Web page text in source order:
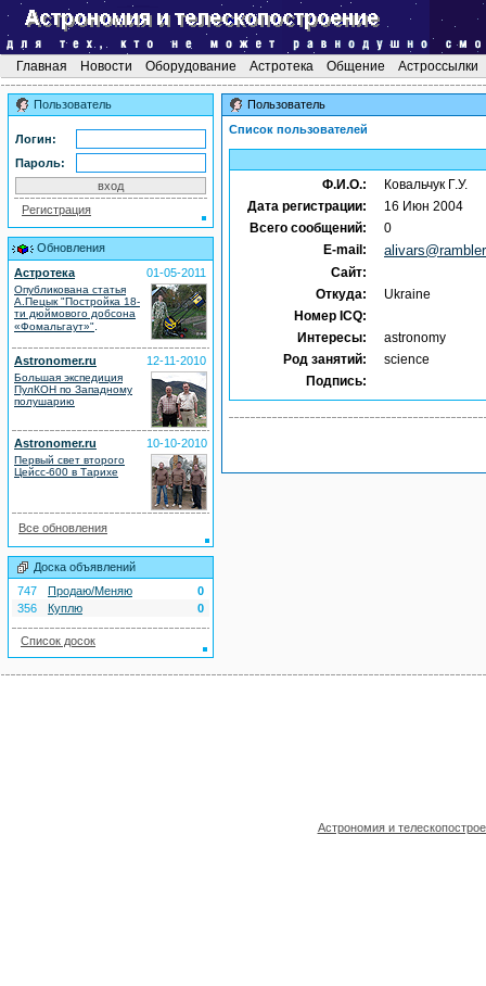
Главная Новости Оборудование Астротека Общение Астроссылки
Пользователь
Логин:
Пароль:
Регистрация
Обновления
Астротека
01-05-2011
Опубликована статья
А.Пецык "Постройка 18-
ти дюймового добсона
«Фомальгаут»"
Astronomer.ru 12-11-2010
Большая экспедиция
ПулКОН по Западному
полушарию
Astronomer.ru 10-10-2010
Первый свет второго
Цейсс-600 в Тарихе
Все обновления
Доска объявлений
747
Продаю/Меняю
0
356
Куплю 0
Список досок
Пользователь
Список пользователей
Ф.И.О.:
Ковальчук Г.У.
Дата регистрации:
16 Июн 2004
Всего сообщений:
0
E-mail:
Сайт:
Откуда:
Ukraine
Номер ICQ:
Интересы:
astronomy
Род занятий:
science
Подпись:
Астрономия и